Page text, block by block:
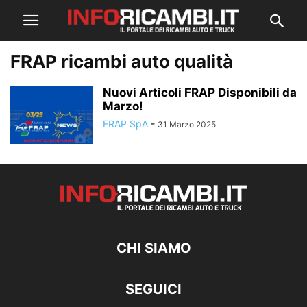
FRAP ricambi auto qualità
Nuovi Articoli FRAP Disponibili da
Marzo!
FRAP SpA - 31 Marzo 2025
CHI SIAMO
SEGUICI